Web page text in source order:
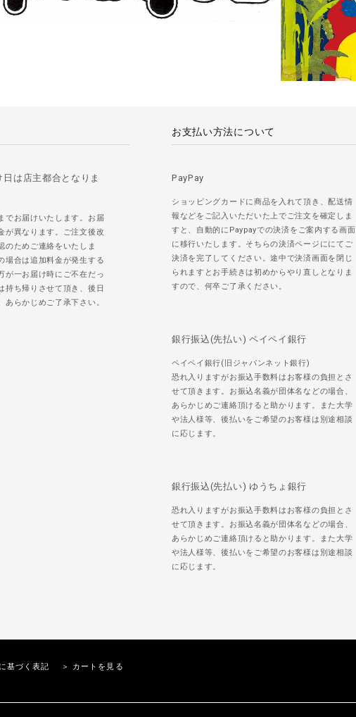
は店主都合となりま
でお届けいたします。お届
が異なります。ご注文後改
のためご連絡をいたしま
場合は追加料金が発生する
が一お届け時にご不在だっ
持ち帰りさせて頂き、後日
あらかじめご了承下さい。
お支払い方法について
PayPay
ショッピングカードに商品を入れて頂き、配送情
報などをご記入いただいた上でご注文を確定しま
すと、自動的にPaypayでの決済をご案内する画面
に移行いたします。そちらの決済ページににてご
決済を完了してください。途中で決済画面を閉じ
られますとお手続きは初めからやり直しとなりま
すので、何卒ご了承ください。
銀行振込(先払い) ペイペイ銀行
ペイペイ銀行(旧ジャパンネット銀行)
恐れ入りますがお振込手数料はお客様の負担とさ
せて頂きます。お振込名義が団体名などの場合、
あらかじめご連絡頂けると助かります。また大学
や法人様等、後払いをご希望のお客様は別途相談
に応じます。
銀行振込(先払い) ゆうちょ銀行
恐れ入りますがお振込手数料はお客様の負担とさ
せて頂きます。お振込名義が団体名などの場合、
あらかじめご連絡頂けると助かります。また大学
や法人様等、後払いをご希望のお客様は別途相談
に応じます。
基づく表記 ＞ カートを見る